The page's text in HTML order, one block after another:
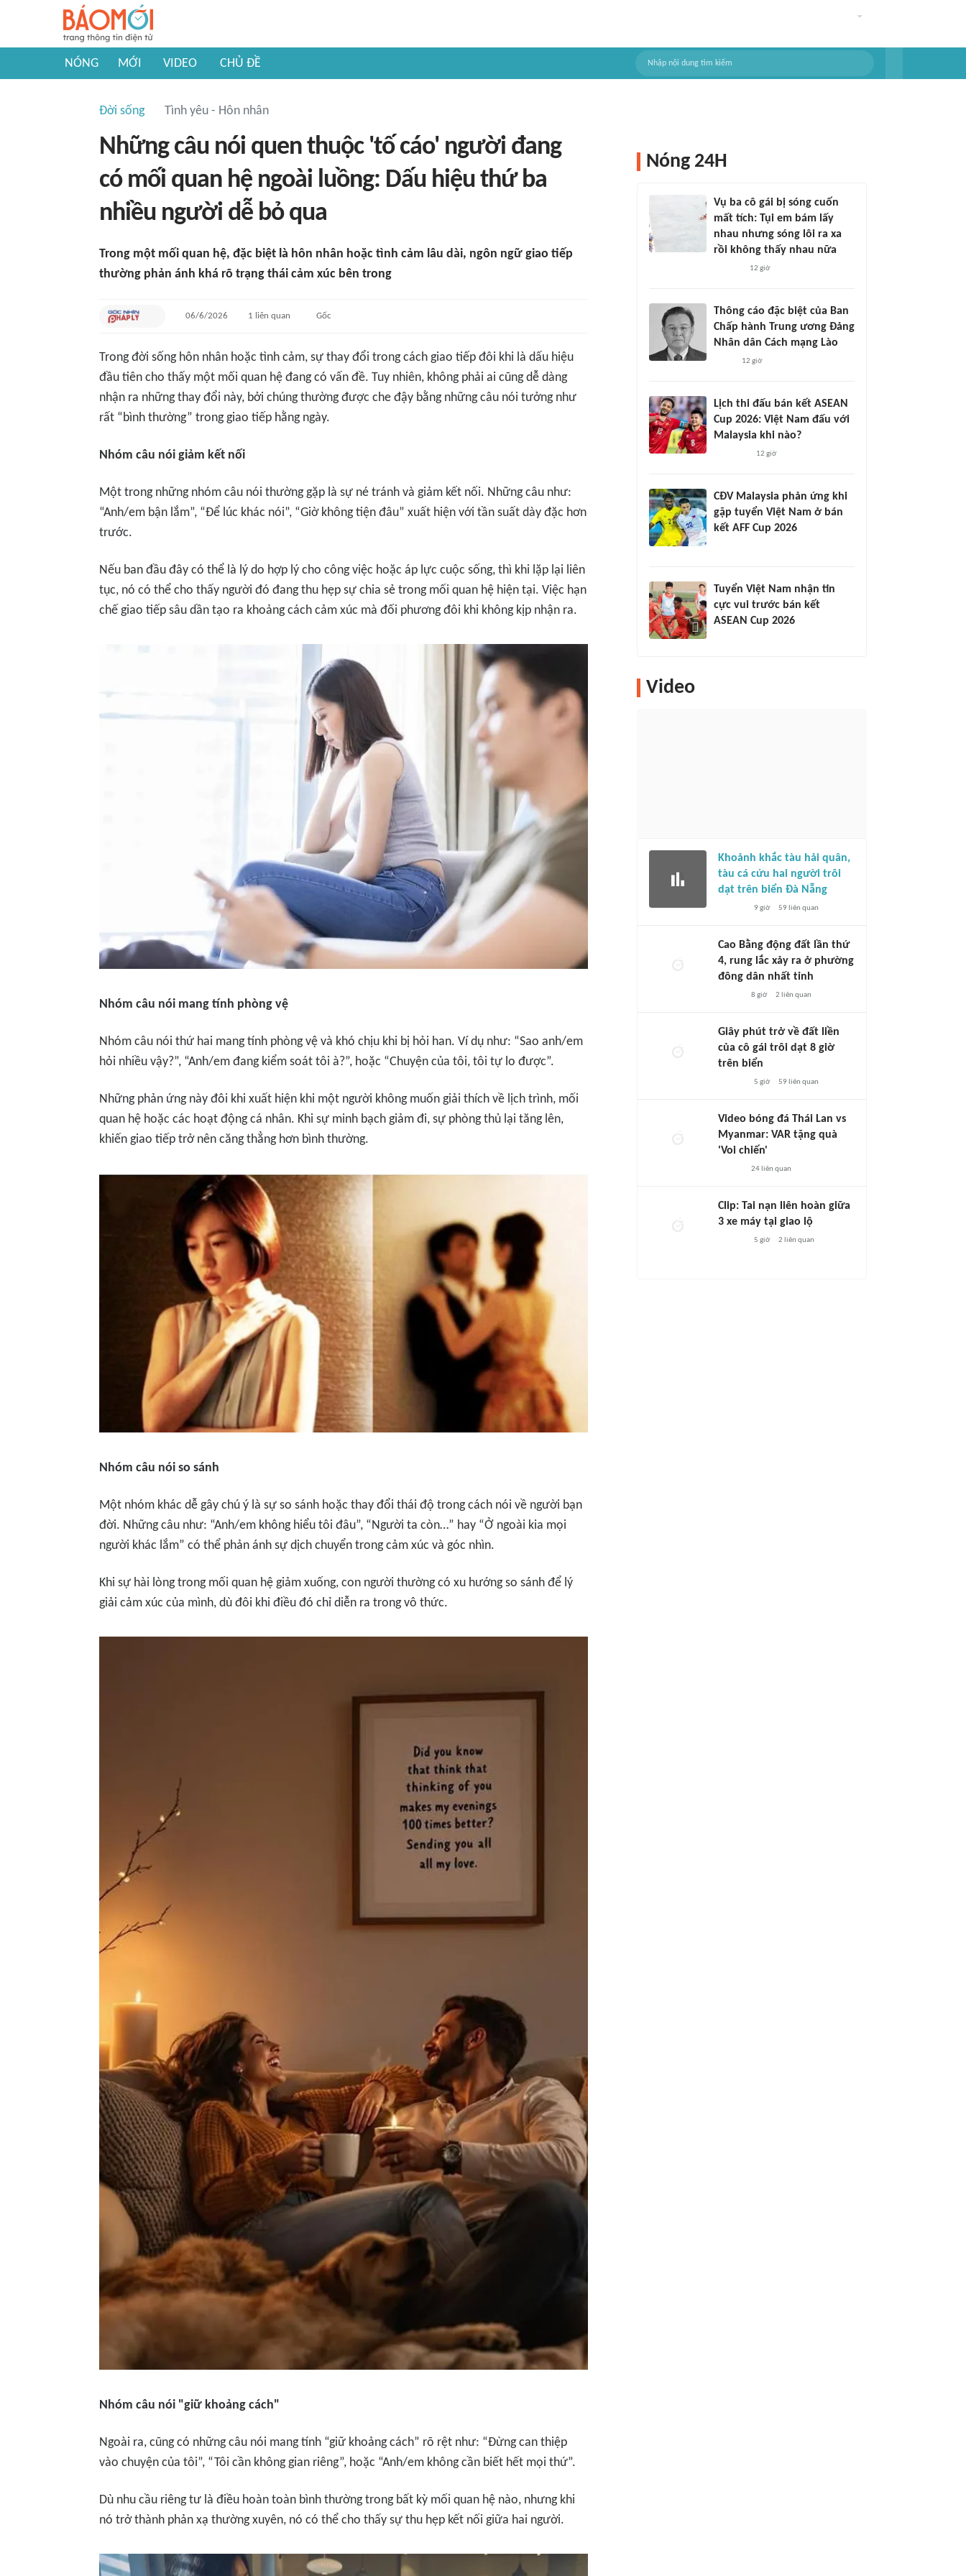
NÓNG MỚI VIDEO CHỦ ĐỀ
Đời sống Tình yêu - Hôn nhân
Những câu nói quen thuộc 'tố cáo' người đang
có mối quan hệ ngoài luồng: Dấu hiệu thứ ba
nhiều người dễ bỏ qua
Trong một mối quan hệ, đặc biệt là hôn nhân hoặc tình cảm lâu dài, ngôn ngữ giao tiếp
thường phản ánh khá rõ trạng thái cảm xúc bên trong
06/6/2026 1 liên quan Gốc
Trong đời sống hôn nhân hoặc tình cảm, sự thay đổi trong cách giao tiếp đôi khi là dấu hiệu
đầu tiên cho thấy một mối quan hệ đang có vấn đề. Tuy nhiên, không phải ai cũng dễ dàng
nhận ra những thay đổi này, bởi chúng thường được che đậy bằng những câu nói tưởng như
rất “bình thường” trong giao tiếp hằng ngày.
Nhóm câu nói giảm kết nối
Một trong những nhóm câu nói thường gặp là sự né tránh và giảm kết nối. Những câu như:
“Anh/em bận lắm”, “Để lúc khác nói”, “Giờ không tiện đâu” xuất hiện với tần suất dày đặc hơn
trước.
Nếu ban đầu đây có thể là lý do hợp lý cho công việc hoặc áp lực cuộc sống, thì khi lặp lại liên
tục, nó có thể cho thấy người đó đang thu hẹp sự chia sẻ trong mối quan hệ hiện tại. Việc hạn
chế giao tiếp sâu dần tạo ra khoảng cách cảm xúc mà đối phương đôi khi không kịp nhận ra.
Nhóm câu nói mang tính phòng vệ
Nhóm câu nói thứ hai mang tính phòng vệ và khó chịu khi bị hỏi han. Ví dụ như: “Sao anh/em
hỏi nhiều vậy?”, “Anh/em đang kiểm soát tôi à?”, hoặc “Chuyện của tôi, tôi tự lo được”.
Những phản ứng này đôi khi xuất hiện khi một người không muốn giải thích về lịch trình, mối
quan hệ hoặc các hoạt động cá nhân. Khi sự minh bạch giảm đi, sự phòng thủ lại tăng lên,
khiến giao tiếp trở nên căng thẳng hơn bình thường.
Nhóm câu nói so sánh
Một nhóm khác dễ gây chú ý là sự so sánh hoặc thay đổi thái độ trong cách nói về người bạn
đời. Những câu như: “Anh/em không hiểu tôi đâu”, “Người ta còn…” hay “Ở ngoài kia mọi
người khác lắm” có thể phản ánh sự dịch chuyển trong cảm xúc và góc nhìn.
Khi sự hài lòng trong mối quan hệ giảm xuống, con người thường có xu hướng so sánh để lý
giải cảm xúc của mình, dù đôi khi điều đó chỉ diễn ra trong vô thức.
Nhóm câu nói "giữ khoảng cách"
Ngoài ra, cũng có những câu nói mang tính “giữ khoảng cách” rõ rệt như: “Đừng can thiệp
vào chuyện của tôi”, “Tôi cần không gian riêng”, hoặc “Anh/em không cần biết hết mọi thứ”.
Dù nhu cầu riêng tư là điều hoàn toàn bình thường trong bất kỳ mối quan hệ nào, nhưng khi
nó trở thành phản xạ thường xuyên, nó có thể cho thấy sự thu hẹp kết nối giữa hai người.
Nóng 24H
Vụ ba cô gái bị sóng cuốn
mất tích: Tụi em bám lấy
nhau nhưng sóng lôi ra xa
rồi không thấy nhau nữa
12 giờ
Thông cáo đặc biệt của Ban
Chấp hành Trung ương Đảng
Nhân dân Cách mạng Lào
12 giờ
Lịch thi đấu bán kết ASEAN
Cup 2026: Việt Nam đấu với
Malaysia khi nào?
12 giờ
CĐV Malaysia phản ứng khi
gặp tuyển Việt Nam ở bán
kết AFF Cup 2026
Tuyển Việt Nam nhận tin
cực vui trước bán kết
ASEAN Cup 2026
Video
Khoảnh khắc tàu hải quân,
tàu cá cứu hai người trôi
dạt trên biển Đà Nẵng
9 giờ 59 liên quan
Cao Bằng động đất lần thứ
4, rung lắc xảy ra ở phường
đông dân nhất tỉnh
8 giờ 2 liên quan
Giây phút trở về đất liền
của cô gái trôi dạt 8 giờ
trên biển
5 giờ 59 liên quan
Video bóng đá Thái Lan vs
Myanmar: VAR tặng quà
'Voi chiến'
24liên quan
Clip: Tai nạn liên hoàn giữa
3 xe máy tại giao lộ
5 giờ 2 liên quan